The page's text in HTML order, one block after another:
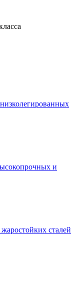
и
сталей